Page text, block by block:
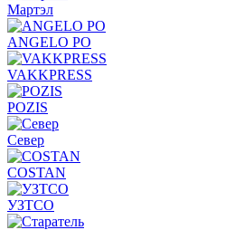
Мартэл
ANGELO PO
VAKKPRESS
POZIS
Север
COSTAN
УЗТСО